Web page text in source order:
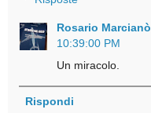
Rosario Marcianò
10:39:00 PM
Un miracolo.
Rispondi